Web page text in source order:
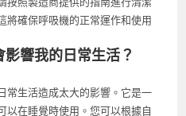
將確保呼吸機的正常運作和使用
響我的日常生活？
常生活造成太大的影響。它是一
以在睡覺時使用。您可以根據自